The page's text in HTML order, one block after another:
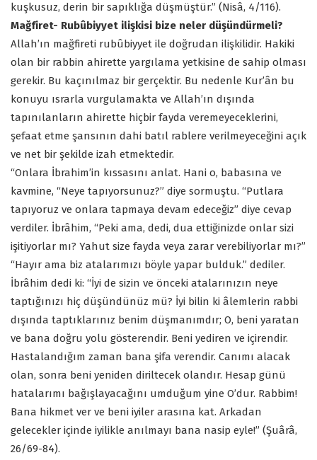
kuşkusuz, derin bir sapıklığa düşmüştür.” (Nisâ, 4/116).
Mağfiret- Rubûbiyyet ilişkisi bize neler düşündürmeli?
Allah’ın mağfireti rubûbiyyet ile doğrudan ilişkilidir. Hakiki
olan bir rabbin ahirette yargılama yetkisine de sahip olması
gerekir. Bu kaçınılmaz bir gerçektir. Bu nedenle Kur’ân bu
konuyu ısrarla vurgulamakta ve Allah’ın dışında
tapınılanların ahirette hiçbir fayda veremeyeceklerini,
şefaat etme şansının dahi batıl rablere verilmeyeceğini açık
ve net bir şekilde izah etmektedir.
“Onlara İbrahim’in kıssasını anlat. Hani o, babasına ve
kavmine, “Neye tapıyorsunuz?” diye sormuştu. “Putlara
tapıyoruz ve onlara tapmaya devam edeceğiz” diye cevap
verdiler. İbrâhim, “Peki ama, dedi, dua ettiğinizde onlar sizi
işitiyorlar mı? Yahut size fayda veya zarar verebiliyorlar mı?”
“Hayır ama biz atalarımızı böyle yapar bulduk.” dediler.
İbrâhim dedi ki: “İyi de sizin ve önceki atalarınızın neye
taptığınızı hiç düşündünüz mü? İyi bilin ki âlemlerin rabbi
dışında taptıklarınız benim düşmanımdır; O, beni yaratan
ve bana doğru yolu gösterendir. Beni yediren ve içirendir.
Hastalandığım zaman bana şifa verendir. Canımı alacak
olan, sonra beni yeniden diriltecek olandır. Hesap günü
hatalarımı bağışlayacağını umduğum yine O’dur. Rabbim!
Bana hikmet ver ve beni iyiler arasına kat. Arkadan
gelecekler içinde iyilikle anılmayı bana nasip eyle!” (Şuârâ,
26/69-84).